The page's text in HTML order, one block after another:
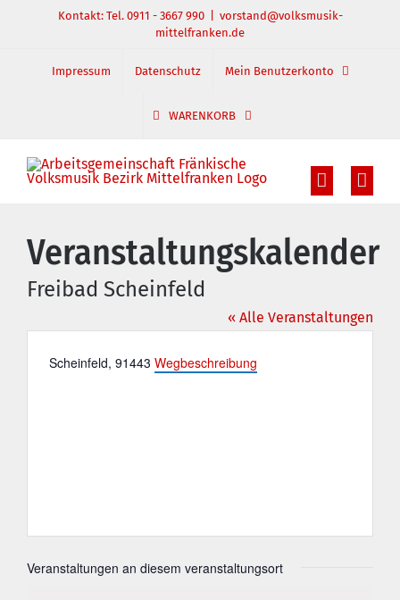
springen
Kontakt: Tel. 0911 - 3667 990
vorstand@volksmusik-
mittelfranken.de
Impressum Datenschutz Mein Benutzerkonto
WARENKORB
Veranstaltungskalender
Freibad Scheinfeld
« Alle Veranstaltungen
Adresse
Scheinfeld, 91443 Wegbeschreibung
Veranstaltungen an diesem veranstaltungsort